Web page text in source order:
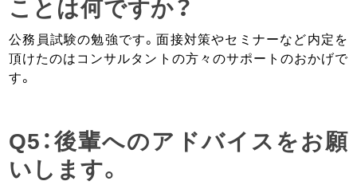
ことは何ですか？
公務員試験の勉強です。面接対策やセミナーなど内定を
頂けたのはコンサルタントの方々のサポートのおかげで
す。
Q5：後輩へのアドバイスをお願
いします。